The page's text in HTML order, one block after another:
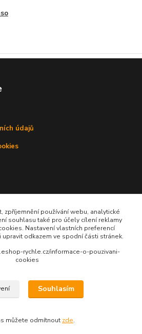
údajů
sběr cookies.
- 2026 Avenante s.r.o.
zpříjemnění používání webu, analytické
souhlasu také pro účely cílení reklamy
Nastavení vlastních preferencí
odkazem ve spodní části stránek.
rychle.cz/informace-o-pouzivani-
cookies
Souhlasím
můžete odmítnout zde.